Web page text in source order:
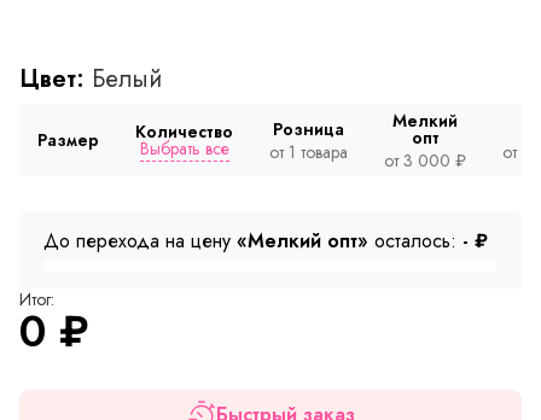
Цвет: Белый
Размер Количество
Выбрать все
Розница
от 1 товара
Мелкий
опт
от 3 000 ₽
от
До перехода на цену «Мелкий опт» осталось: - ₽
Итог:
0 ₽